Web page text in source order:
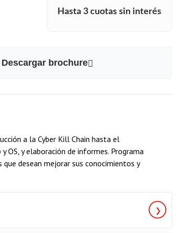
Descargar brochure
a la Cyber Kill Chain hasta el
y elaboración de informes. Programa
desean mejorar sus conocimientos y